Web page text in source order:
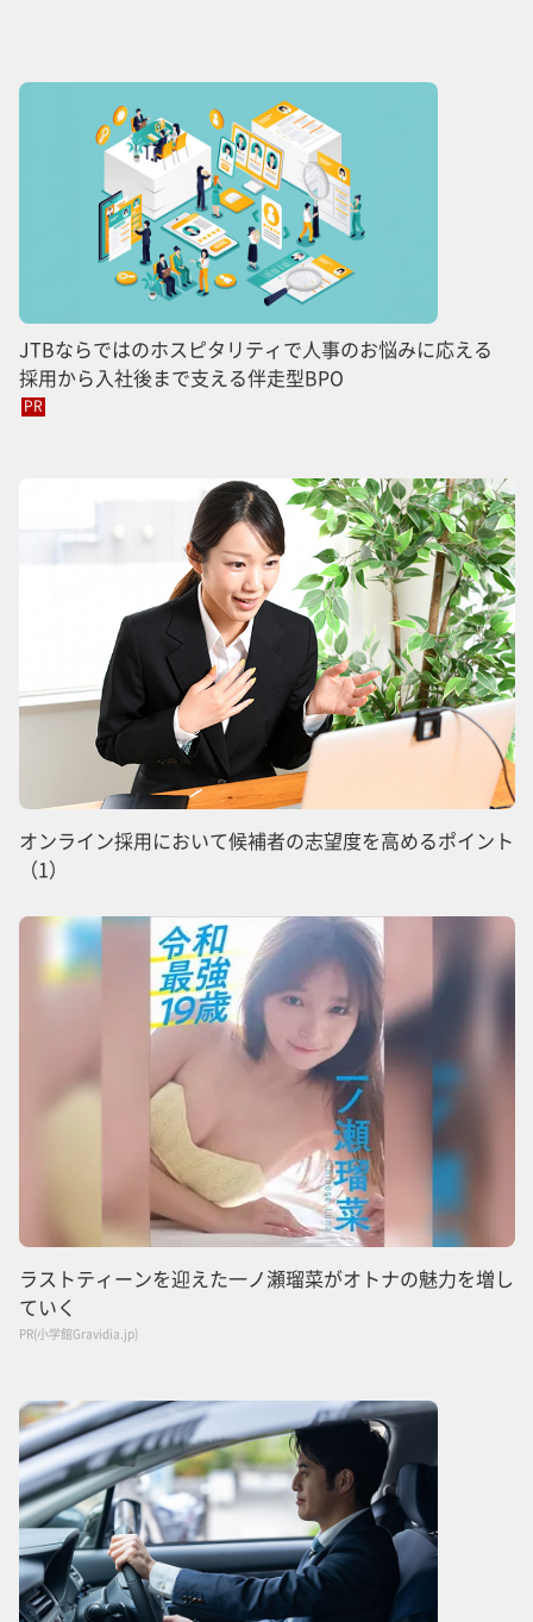
JTBならではのホスピタリティで人事のお悩みに応える
採用から入社後まで支える伴走型BPO
PR
オンライン採用において候補者の志望度を高めるポイント
（1）
ラストティーンを迎えた一ノ瀬瑠菜がオトナの魅力を増し
ていく
PR(小学館Gravidia.jp)